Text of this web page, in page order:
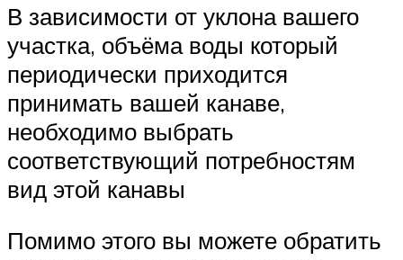
В зависимости от уклона вашего
участка, объёма воды который
периодически приходится
принимать вашей канаве,
необходимо выбрать
соответствующий потребностям
вид этой канавы
Помимо этого вы можете обратить